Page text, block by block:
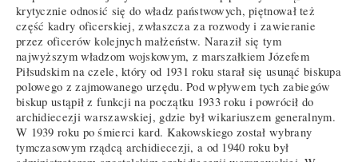
krytycznie odnosić się do władz państwowych, piętnował też
część kadry oficerskiej, zwłaszcza za rozwody i zawieranie
przez oficerów kolejnych małżeństw. Naraził się tym
najwyższym władzom wojskowym, z marszałkiem Józefem
Piłsudskim na czele, który od 1931 roku starał się usunąć biskupa
polowego z zajmowanego urzędu. Pod wpływem tych zabiegów
biskup ustąpił z funkcji na początku 1933 roku i powrócił do
archidiecezji warszawskiej, gdzie był wikariuszem generalnym.
W 1939 roku po śmierci kard. Kakowskiego został wybrany
tymczasowym rządcą archidiecezji, a od 1940 roku był